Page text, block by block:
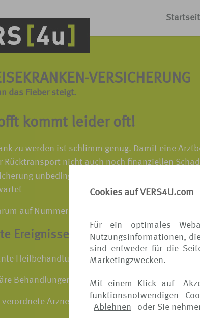
Cookies auf VERS4U.com
Für ein optimales
Nutzungsinformationen,
sind entweder für die
Marketingzwecken.
Mit einem Klick auf
funktionsnotwendigen
Ablehnen
oder Sie
VERSICHERUNG
das Fieber steigt.
kommt leider oft!
zu werden ist schlimm genug. Damit eine
Rücktransport nicht auch noch finanziellen
unbedingt zu empfehlen. Denn häufig
auf Nummer sicher und buchen Sie Ihre
Ereignisse sind zum Beispiel*:
Heilbehandlungen beim Arzt
Behandlungen im Krankenhaus
verordnete Arznei und Verbandmittel sowie